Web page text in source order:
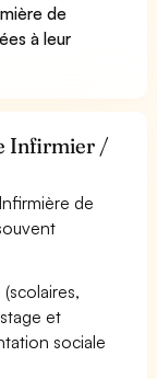
de
à leur
Infirmier /
de
et
sociale